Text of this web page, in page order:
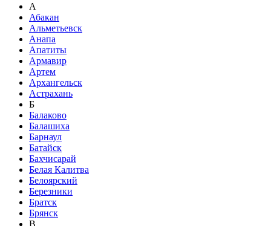
А
Абакан
Альметьевск
Анапа
Апатиты
Армавир
Артем
Архангельск
Астрахань
Б
Балаково
Балашиха
Барнаул
Батайск
Бахчисарай
Белая Калитва
Белоярский
Березники
Братск
Брянск
В